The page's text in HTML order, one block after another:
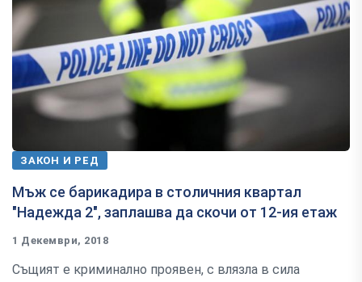
ЗАКОН И РЕД
Мъж се барикадира в столичния квартал
"Надежда 2", заплашва да скочи от 12-ия етаж
1 Декември, 2018
Същият е криминално проявен, с влязла в сила